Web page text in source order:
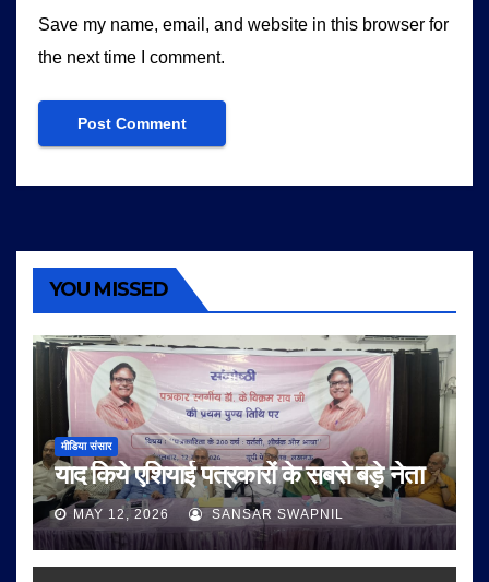
Save my name, email, and website in this browser for
the next time I comment.
YOU MISSED
मीडिया संसार
याद किये एशियाई पत्रकारों के सबसे बड़े नेता
MAY 12, 2026 SANSAR SWAPNIL